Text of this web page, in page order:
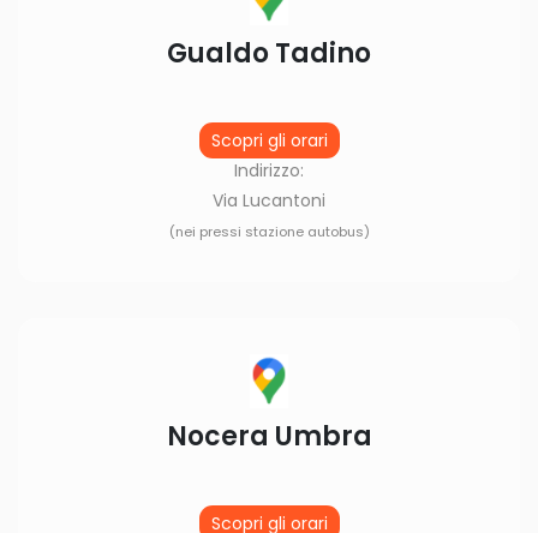
Gualdo Tadino
Scopri gli orari
Indirizzo:
Via Lucantoni
(nei pressi stazione autobus)
Nocera Umbra
Scopri gli orari